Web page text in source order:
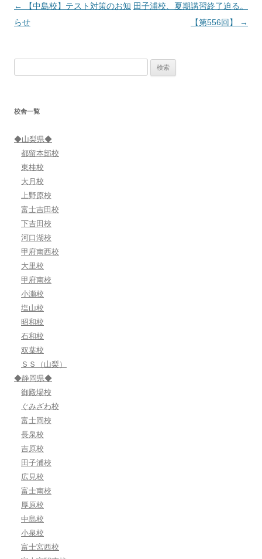
投
稿
ン
←
【中島校】テスト対策のお知
らせ
田子浦校、夏期講習終了迫る。
【第556回】
→
校舎一覧
◆山梨県◆
都留本部校
東桂校
大月校
上野原校
富士吉田校
下吉田校
河口湖校
甲府南西校
大里校
甲府南校
小瀬校
塩山校
昭和校
石和校
双葉校
ＳＳ（山梨）
◆静岡県◆
御殿場校
ぐみざわ校
富士岡校
長泉校
吉原校
田子浦校
広見校
富士南校
厚原校
中島校
小泉校
富士宮西校